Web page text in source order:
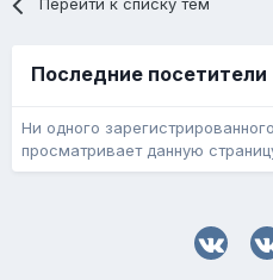
Перейти к списку тем
Последние посетители
Ни одного
просматривает данную